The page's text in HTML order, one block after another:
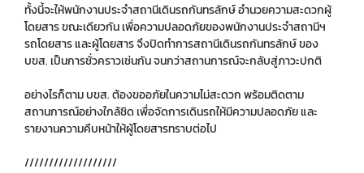
ทั้งนี้จะให้พนักงานประจำสถานีเดินรถกันทรลักษ์ อำนวยความสะดวกผู้
โดยสาร ขณะเดียวกัน เพื่อความปลอดภัยของพนักงานประจำสถานีฯ
รถโดยสาร และผู้โดยสาร จึงปิดทำการสถานีเดินรถกันทรลักษ์ ของ
บขส. เป็นการชั่วคราวเช่นกัน จนกว่าสถานการณ์จะกลับสู่ภาวะปกติ
อย่างไรก็ตาม บขส. ต้องขออภัยในความไม่สะดวก พร้อมติดตาม
สถานการณ์อย่างใกล้ชิด เพื่อจัดการเดินรถให้มีความปลอดภัย และ
รายงานความคืบหน้าให้ผู้โดยสารทราบต่อไป
///////////////////